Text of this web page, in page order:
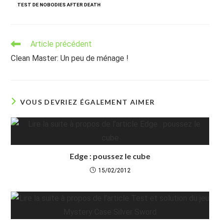
TEST DE NOBODIES AFTER DEATH
Read
articles
Article précédent
Clean Master: Un peu de ménage !
VOUS DEVRIEZ ÉGALEMENT AIMER
Edge : poussez le cube
15/02/2012